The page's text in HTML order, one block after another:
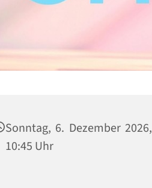
Sonntag, 6. Dezember 2026,
10:45 Uhr